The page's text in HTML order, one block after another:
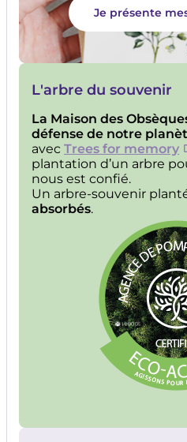
Je présente
L'arbre du souvenir
La Maison des
défense de notre
avec Trees for memory
plantation d’un arbre
nous est confié.
Un arbre-souvenir
absorbés.